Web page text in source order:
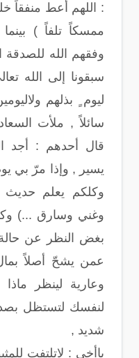
: اللهم أعط منفقاً
ممسكاً تلفاً )
وفقهم الله للصدقة
سبقونا إلى الله
ليوم ٍ بذلهم
سائلاً , ملأت
قال أحدهم : أجد
يسير , وإذا مرّ بي
وكلكم يعلم حديث
وغني وسارق ...)
بغض النظر عن
عمن يشحّ أصلاً بمال
وعارية لينظر
لنفسك لتستظل
شديد ,
ياأخي : لاتلتفت